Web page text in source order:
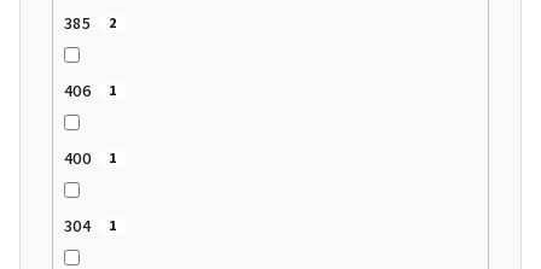
385 2
406 1
400 1
304 1